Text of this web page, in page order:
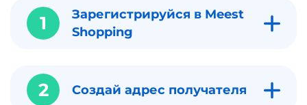
1
Зарегистрируйся в Meest
Shopping
2 Создай адрес получателя